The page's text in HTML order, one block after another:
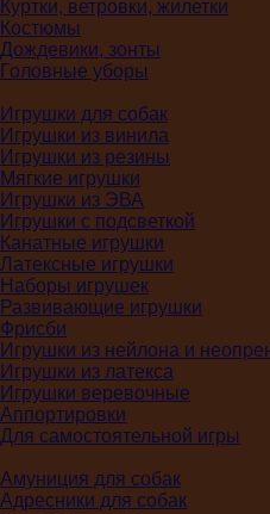
Куртки, ветровки, жилетки
Костюмы
Дождевики, зонты
Головные уборы
Игрушки для собак
Игрушки из винила
Игрушки из резины
Мягкие игрушки
Игрушки из ЭВА
Игрушки с подсветкой
Канатные игрушки
Латексные игрушки
Наборы игрушек
Развивающие игрушки
Фрисби
Игрушки из нейлона и
Игрушки из латекса
Игрушки веревочные
Аппортировки
Для самостоятельной игры
Амуниция для собак
Адресники для собак